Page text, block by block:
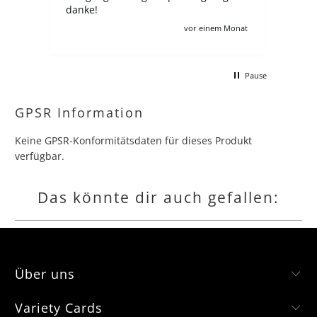
Ausgabe, und hier trotz Preorder
vor 2 Monaten
Pause
GPSR Information
Keine GPSR-Konformitätsdaten für dieses Produkt
verfügbar.
Das könnte dir auch gefallen:
Über uns
Variety Cards